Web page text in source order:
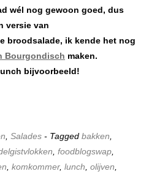
wél nog gewoon goed, dus
versie van
broodsalade, ik kende het nog
Bourgondisch maken.
bijvoorbeeld!
Salades - Tagged bakken
foodblogswap
komkommer, lunch olijven